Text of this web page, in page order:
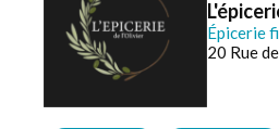
Épicerie
20 Rue